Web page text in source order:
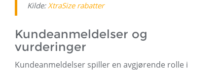
Kilde:XtraSize rabatter
Kundeanmeldelser og
vurderinger
Kundeanmeldelser spiller en avgjørende rolle i